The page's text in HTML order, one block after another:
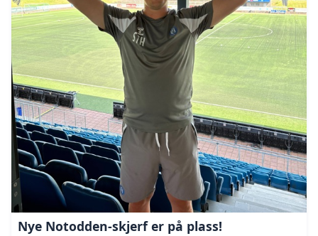
Nye Notodden-skjerf er på plass!